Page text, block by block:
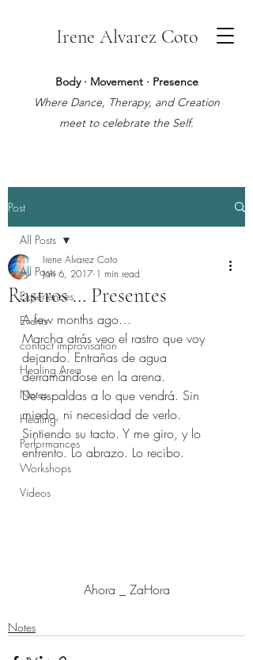
Irene Alvarez Coto
Body · Movement · Presence
Where Dance, Therapy, and Creation
meet to celebrate the Self.
Post
All Posts
Experiences
Events
contact improvisation
Healing Area
Notes
Healing
Performances
Workshops
Videos
All Posts
Rastros … Presentes
Irene Alvarez Coto
Jan 6, 2017 1 min read
A few months ago…
Marcha atrás veo el rastro que voy
dejando. Entrañas de agua
derramándose en la arena.
De espaldas a lo que vendrá. Sin
miedo, ni necesidad de verlo.
Sintiendo su tacto. Y me giro, y lo
enfrento. Lo abrazo. Lo recibo.
Ahora _ ZaHora
Notes